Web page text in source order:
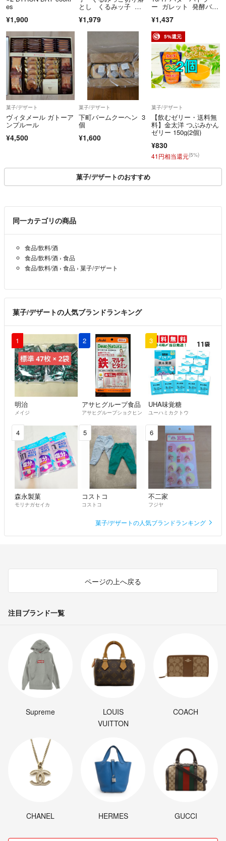
es
¥1,900
とし くるみッ子 鎌
人気！
¥1,979
ー ガレット 発酵バタ
予定の方のいいね！お
¥1,437
菓子/デザート
ヴィタメール ガトーア
ンプルール
¥4,500
菓子/デザート
下町バームクーヘン 3
個
¥1,600
5%還元
菓子/デザート
【飲むゼリー・送料無
料】金太洋 つぶみかん
ゼリー 150g(2個)
¥830
41円相当還元(5%)
菓子/デザートのおすすめ
同一カテゴリの商品
食品/飲料/酒
食品/飲料/酒 › 食品
食品/飲料/酒 › 食品 › 菓子/デザート
菓子/デザートの人気ブランドランキング
1
明治
メイジ
2
アサヒグループ食品
アサヒグループショクヒン
3
UHA味覚糖
ユーハミカクトウ
4
森永製菓
モリナガセイカ
5
コストコ
コストコ
6
不二家
フジヤ
菓子/デザートの人気ブランドランキング
ページの上へ戻る
注目ブランド一覧
Supreme
LOUIS
VUITTON
COACH
CHANEL HERMES GUCCI